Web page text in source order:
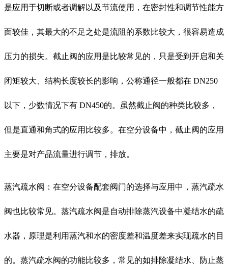
是应用于切断或者调解以及节流使用，在密封性和调节性能方
面较佳，其最大的不足之处是流阻的系数比较大，很容易造成
压力的损失。截止阀的应用是比较常见的，只是受到开启和关
闭矩较大、结构长度较长的影响，公称通径一般都在 DN250
以下，少数情况下有 DN450的。虽然截止阀的种类比较多，
但是直通和角式的应用比较多。在空分设备中，截止阀的应用
主要是对产品流量进行调节，排放。
蒸汽疏水阀：在空分设备配套阀门的选择与应用中，蒸汽疏水
阀也比较常见。蒸汽疏水阀是自动排除蒸汽设备中凝结水的疏
水器，原理是利用蒸汽和水的密度差和温度差来实现疏水的目
的。蒸汽疏水阀的功能比较多，常见的如排除凝结水、防止蒸